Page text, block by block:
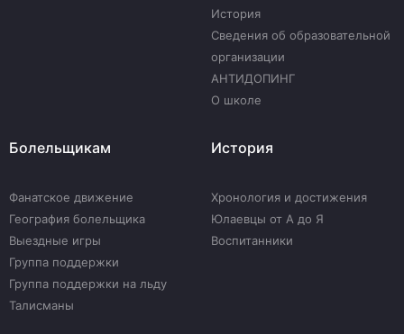
История
Сведения об образовательной
организации
АНТИДОПИНГ
О школе
Болельщикам
Фанатское движение
География болельщика
Выездные игры
Группа поддержки
Группа поддержки на льду
Талисманы
История
Хронология и достижения
Юлаевцы от А до Я
Воспитанники